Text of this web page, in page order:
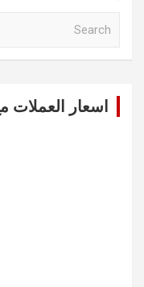
اسعار العملات